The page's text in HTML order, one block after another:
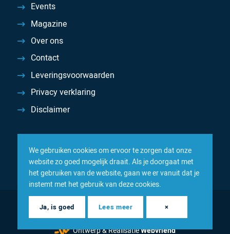
Events
Magazine
Over ons
Contact
Leveringsvoorwaarden
Privacy verklaring
Disclaimer
© 2026 Inacom — Sterk in spareparts, consumables en
componenten
Ontwerp & RealisatieWebvriend
We gebruiken cookies om ervoor te zorgen dat onze
website zo goed mogelijk draait. Als je doorgaat met
het gebruiken van de website, gaan we er vanuit dat je
instemt met het gebruik van deze cookies.
Ja, is goed Lees meer ×